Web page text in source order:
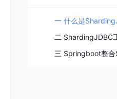
一 什么是
二 ShardingJDBC
三 Springboot整